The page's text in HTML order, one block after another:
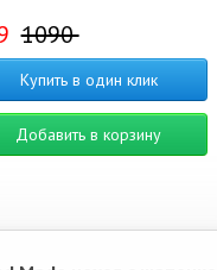
1090
Купить в один клик
Добавить в корзину